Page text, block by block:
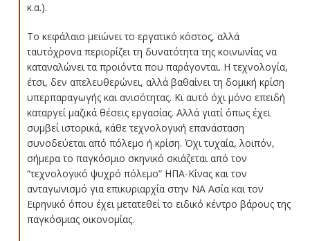
κ.α.).
Το κεφάλαιο μειώνει το εργατικό κόστος, αλλά
ταυτόχρονα περιορίζει τη δυνατότητα της κοινωνίας να
καταναλώνει τα προϊόντα που παράγονται. Η τεχνολογία,
έτσι, δεν απελευθερώνει, αλλά βαθαίνει τη δομική κρίση
υπερπαραγωγής και ανισότητας. Κι αυτό όχι μόνο επειδή
καταργεί μαζικά θέσεις εργασίας. Αλλά γιατί όπως έχει
συμβεί ιστορικά, κάθε τεχνολογική επανάσταση
συνοδεύεται από πόλεμο ή κρίση. Όχι τυχαία, λοιπόν,
σήμερα το παγκόσμιο σκηνικό σκιάζεται από τον
“τεχνολογικό ψυχρό πόλεμο” ΗΠΑ-Κίνας και τον
ανταγωνισμό για επικυριαρχία στην ΝΑ Ασία και τον
Ειρηνικό όπου έχει μετατεθεί το ειδικό κέντρο βάρους της
παγκόσμιας οικονομίας.